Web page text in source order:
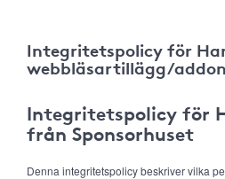
Integritetspolicy för
webbläsartillägg/addon
Integritetspolicy för
från Sponsorhuset
Denna integritetspolicy beskriver vilka